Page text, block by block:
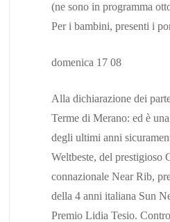
(ne sono in programma
Per i bambini, presenti i
domenica 17 08
Alla dichiarazione dei
Terme di Merano: ed è
degli ultimi anni
Weltbeste, del prestigioso
connazionale Near Rib,
della 4 anni italiana Sun
Premio Lidia Tesio.